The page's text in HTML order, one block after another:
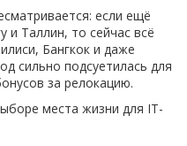
если ещё
и Таллин, то сейчас всё
Бангкок и даже
сильно подсуетилась для
за релокацию.
места жизни для IT-